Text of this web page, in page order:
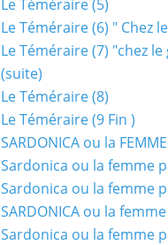
Le Téméraire (5)
Le Téméraire (6) " Chez
Le Téméraire (7) "chez
(suite)
Le Téméraire (8)
Le Téméraire (9 Fin )
SARDONICA ou la
Sardonica ou la femme
Sardonica ou la femme
SARDONICA ou la
Sardonica ou la femme